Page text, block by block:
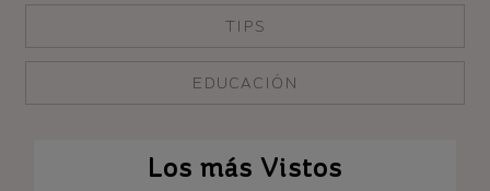
TIPS
EDUCACIÓN
Los más Vistos